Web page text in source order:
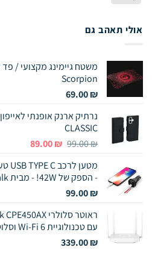
Pay
אולי תאהב גם
Scorpion
69.00₪
נרתיק ארנק אופנתי לאייפון
CLASSIC
99.00₪
המחיר
היה:
99.00 ₪.
89.00₪
המחיר
הוא:
89.00 ₪.
- הספק של 42W! - מבית iWalk
99.00₪
עם טכנולוגיית Wi-Fi 6 וסלוט לסים
339.00₪